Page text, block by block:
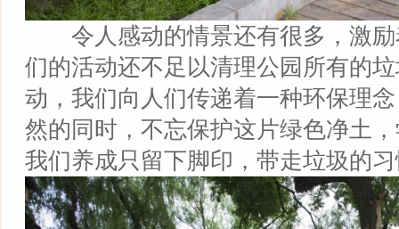
令人感动的情景还有很多，激励
们的活动还不足以清理公园所有的
动，我们向人们传递着一种环保理
然的同时，不忘保护这片绿色净土
我们养成只留下脚印，带走垃圾的